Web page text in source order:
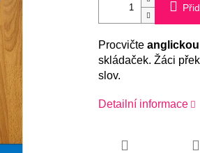
Procvičte
skládaček. Žáci
slov.
Detailní informace